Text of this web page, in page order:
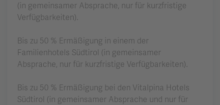
(in gemeinsamer Absprache, nur für kurzfristige
Verfügbarkeiten).
Bis zu 50 % Ermäßigung in einem der
Familienhotels Südtirol (in gemeinsamer
Absprache, nur für kurzfristige Verfügbarkeiten).
Bis zu 50 % Ermäßigung bei den Vitalpina Hotels
Südtirol (in gemeinsamer Absprache und nur für